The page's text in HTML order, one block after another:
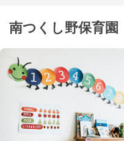
南つくし野保育園